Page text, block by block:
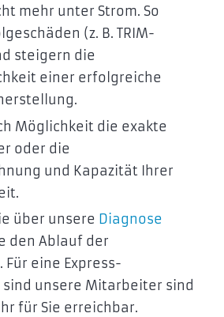
mehr unter Strom. So
(z. B. TRIM-
steigern die
einer erfolgreiche
Möglichkeit die exakte
oder die
und Kapazität Ihrer
über unsere Diagnose
den Ablauf der
eine Express-
unsere Mitarbeiter sind
für Sie erreichbar.